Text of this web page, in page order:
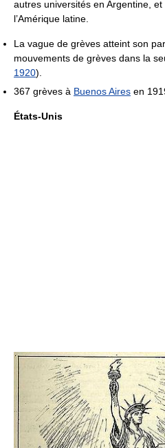
autres universités en Argentine,
l’Amérique latine.
La vague de grèves atteint son
mouvements de grèves dans la
1920).
367 grèves à Buenos Aires en
États-Unis